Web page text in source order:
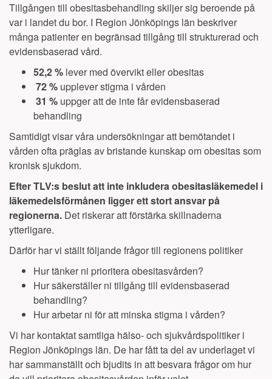
Tillgången till obesitasbehandling skiljer sig beroende på
var i landet du bor. I Region Jönköpings län beskriver
många patienter en begränsad tillgång till strukturerad och
evidensbaserad vård.
52,2 % lever med övervikt eller obesitas
72 % upplever stigma i vården
31 % uppger att de inte får evidensbaserad
behandling
Samtidigt visar våra undersökningar att bemötandet i
vården ofta präglas av bristande kunskap om obesitas som
kronisk sjukdom.
Efter TLV:s beslut att inte inkludera obesitasläkemedel i
läkemedelsförmånen ligger ett stort ansvar på
regionerna. Det riskerar att förstärka skillnaderna
ytterligare.
Därför har vi ställt följande frågor till regionens politiker
Hur tänker ni prioritera obesitasvården?
Hur säkerställer ni tillgång till evidensbaserad
behandling?
Hur arbetar ni för att minska stigma i vården?
Vi har kontaktat samtliga hälso- och sjukvårdspolitiker i
Region Jönköpings län. De har fått ta del av underlaget vi
har sammanställt och bjudits in att besvara frågor om hur